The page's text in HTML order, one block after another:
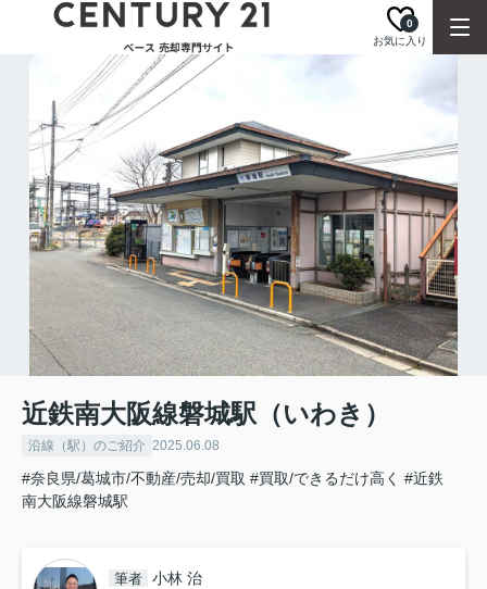
お気に入り
0
近鉄南大阪線磐城駅（いわき）
沿線（駅）のご紹介 2025.06.08
#奈良県/葛城市/不動産/売却/買取 #買取/できるだけ高く #近鉄
南大阪線磐城駅
筆者 小林 治